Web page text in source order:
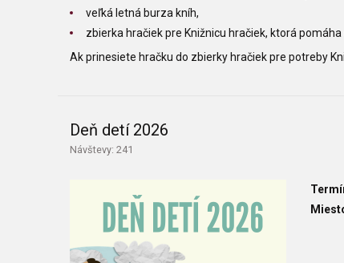
veľká letná burza kníh,
zbierka hračiek pre Knižnicu hračiek, ktorá
Ak prinesiete hračku do zbierky hračiek pre potreby
Deň detí 2026
Návštevy: 241